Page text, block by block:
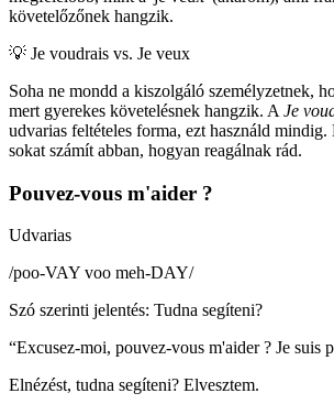
követelőzőnek hangzik.
💡 Je voudrais vs. Je veux
Soha ne mondd a kiszolgáló személyzetnek,
mert gyerekes követelésnek hangzik. A Je
udvarias feltételes forma, ezt használd
sokat számít abban, hogyan reagálnak rád.
Pouvez-vous m'aider ?
Udvarias
/poo-VAY voo meh-DAY/
Szó szerinti jelentés: Tudna segíteni?
“Excusez-moi, pouvez-vous m'aider ? Je suis
Elnézést, tudna segíteni? Elvesztem.